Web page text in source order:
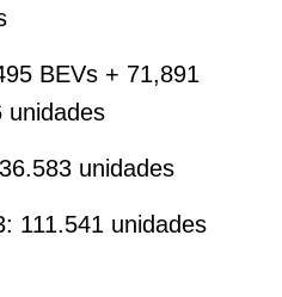
BEVs + 71,891
unidades
unidades
111.541 unidades